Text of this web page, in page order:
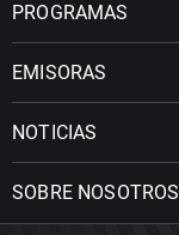
PROGRAMAS
EMISORAS
NOTICIAS
SOBRE NOSOTROS